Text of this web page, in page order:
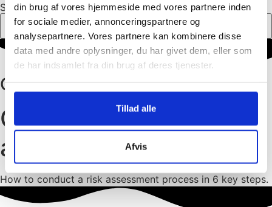
din brug af vores hjemmeside med vores partnere inden
for sociale medier, annonceringspartnere og
analysepartnere. Vores partnere kan kombinere disse
data med andre oplysninger, du har givet dem, eller som
de har indsamlet fra din brug af deres tjenester.
Tillad alle
Afvis
Søg
Guide:
Guide to the risk
assessment process
How to conduct a risk assessment process in 6 key steps.